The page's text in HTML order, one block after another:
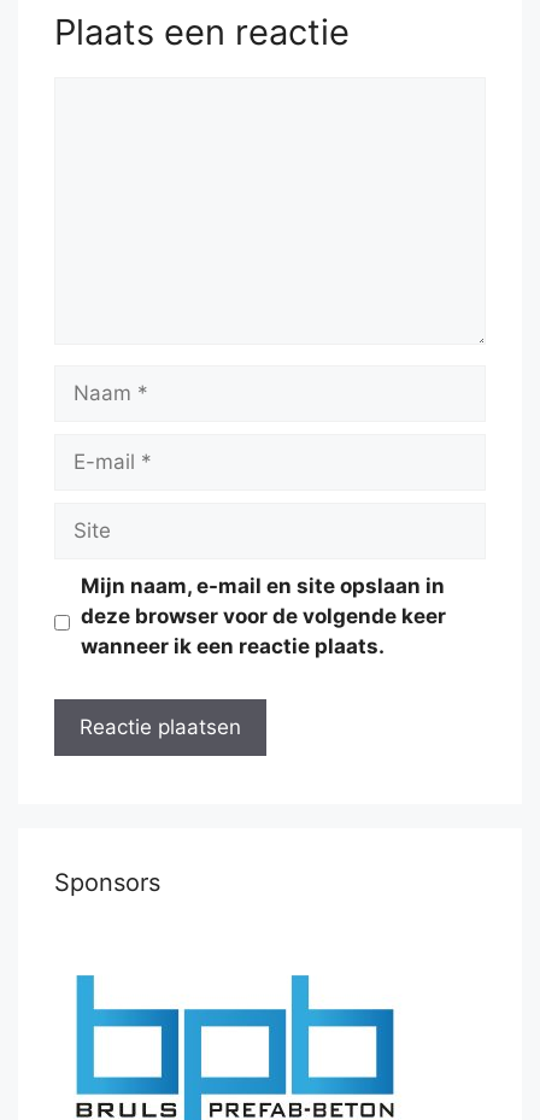
Plaats een reactie
Naam
Site
Mijn naam, e-mail en site opslaan in
deze browser voor de volgende keer
wanneer ik een reactie plaats.
Sponsors